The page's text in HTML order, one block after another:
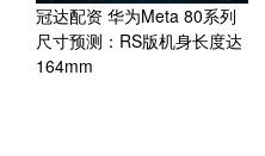
冠达配资 华为Meta 80系列
尺寸预测：RS版机身长度达
164mm